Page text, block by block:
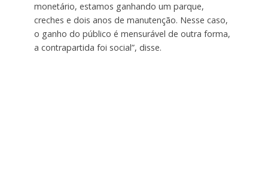
monetário, estamos ganhando um parque,
creches e dois anos de manutenção. Nesse caso,
o ganho do público é mensurável de outra forma,
a contrapartida foi social”, disse.